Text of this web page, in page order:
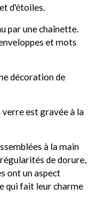
d'étoiles.
par une chaînette.
et mots
décoration de
est gravée à la
à la main
de dorure,
ont un aspect
qui fait leur charme